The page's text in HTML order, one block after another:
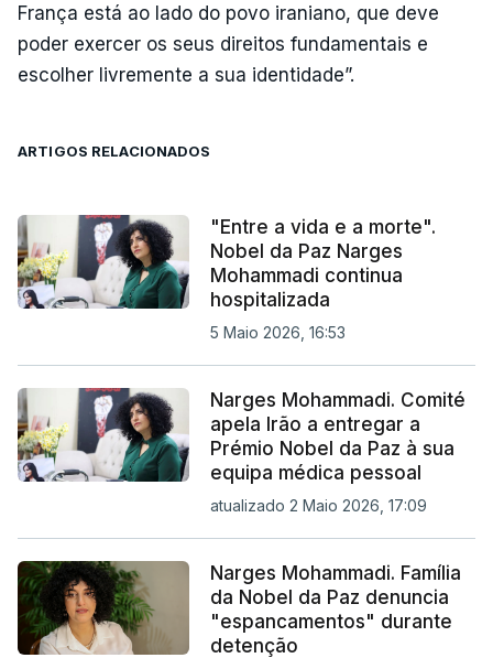
França está ao lado do povo iraniano, que deve
poder exercer os seus direitos fundamentais e
escolher livremente a sua identidade”.
ARTIGOS RELACIONADOS
"Entre a vida e a morte".
Nobel da Paz Narges
Mohammadi continua
hospitalizada
5 Maio 2026, 16:53
Narges Mohammadi. Comité
apela Irão a entregar a
Prémio Nobel da Paz à sua
equipa médica pessoal
atualizado 2 Maio 2026, 17:09
Narges Mohammadi. Família
da Nobel da Paz denuncia
"espancamentos" durante
detenção